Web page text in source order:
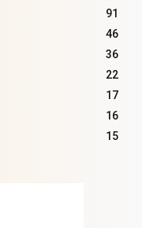
91
46
36
22
17
16
15